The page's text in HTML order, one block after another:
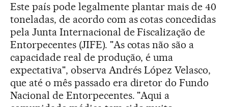
Este país pode legalmente plantar mais de 40
toneladas, de acordo com as cotas concedidas
pela Junta Internacional de Fiscalização de
Entorpecentes (JIFE). "As cotas não são a
capacidade real de produção, é uma
expectativa", observa Andrés López Velasco,
que até o mês passado era diretor do Fundo
Nacional de Entorpecentes. "Aqui a